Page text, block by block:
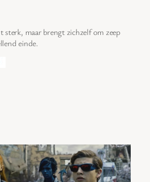
sterk, maar brengt zichzelf om zeep
einde.